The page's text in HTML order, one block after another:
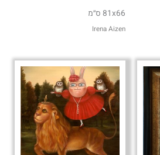
81x66 ס״מ
Irena Aizen